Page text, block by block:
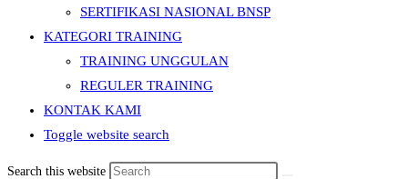
SERTIFIKASI NASIONAL BNSP
KATEGORI TRAINING
TRAINING UNGGULAN
REGULER TRAINING
KONTAK KAMI
Toggle website search
Search this website